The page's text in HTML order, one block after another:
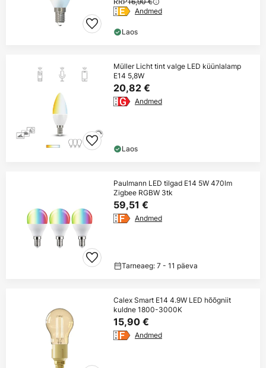
Andmed
Laos
Müller Licht tint valge LED küünlalamp
E14 5,8W
20,82 €
Andmed
Laos
Paulmann LED tilgad E14 5W 470lm
Zigbee RGBW 3tk
59,51 €
Andmed
Tarneaeg: 7 - 11 päeva
Calex Smart E14 4.9W LED hõõgniit
kuldne 1800-3000K
15,90 €
Andmed